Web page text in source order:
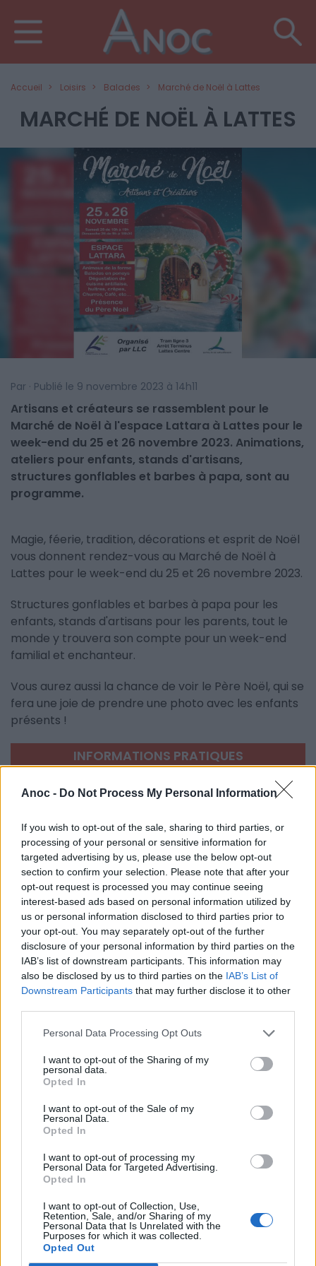
Anoc - Do Not Process My Personal Information
If you wish to opt-out of the sale, sharing to third parties, or
processing of your personal or sensitive information for
targeted advertising by us, please use the below opt-out
section to confirm your selection. Please note that after your
opt-out request is processed you may continue seeing
interest-based ads based on personal information utilized by
us or personal information disclosed to third parties prior to
your opt-out. You may separately opt-out of the further
disclosure of your personal information by third parties on the
IAB’s list of downstream participants. This information may
also be disclosed by us to third parties on the IAB’s List of
Downstream Participants that may further disclose it to other
Personal Data Processing Opt Outs
I want to opt-out of the Sharing of my
personal data.
Opted In
I want to opt-out of the Sale of my
Personal Data.
Opted In
I want to opt-out of processing my
Personal Data for Targeted Advertising.
Opted In
I want to opt-out of Collection, Use,
Retention, Sale, and/or Sharing of my
Personal Data that Is Unrelated with the
Purposes for which it was collected.
Opted Out
Accueil Loisirs Balades Marché de Noël à Lattes
MARCHÉ DE NOËL À LATTES
Par · Publié le 9 novembre 2023 à 14h11
Artisans et créateurs se rassemblent pour le
Marché de Noël à l'espace Lattara à Lattes pour le
week-end du 25 et 26 novembre 2023. Animations,
ateliers pour enfants, stands d'artisans,
structures gonflables et barbes à papa, sont au
programme.
Magie, féerie, tradition, décorations et esprit de Noël
vous donnent rendez-vous au Marché de Noël à
Lattes pour le week-end du 25 et 26 novembre 2023.
Structures gonflables et barbes à papa pour les
enfants, stands d'artisans pour les parents, tout le
monde y trouvera son compte pour un week-end
familial et enchanteur.
Vous aurez aussi la chance de voir le Père Noël, qui se
fera une joie de prendre une photo avec les enfants
présents !
INFORMATIONS PRATIQUES
Du 25 novembre 2023 au 26 novembre 2023
LIEU
Espace Lattara
Place Jean de Lattre de Tassigny
34970 Lattes
Calcul d'itinéraire
ACCÈS
Tramway ligne 3 : Arrêt Lattes Centre
TARIFS
Gratuit
SITE OFFICIEL
www.facebook.com
AFFICHER LA CARTE